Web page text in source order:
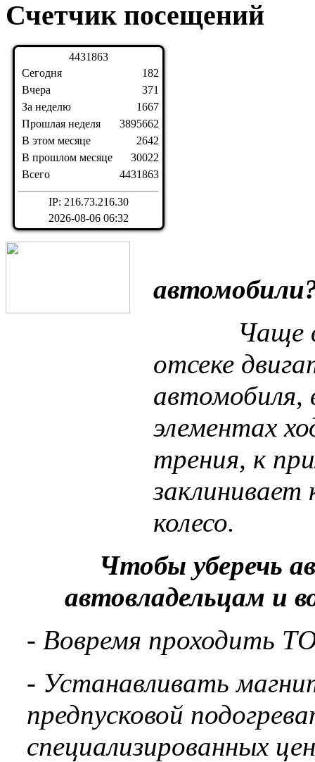
Счетчик посещений
4431863
Сегодня
Вчера
За неделю
Прошлая неделя
В этом месяце
В прошлом месяце
Всего
182
371
1667
3895662
2642
30022
4431863
IP: 216.73.216.30
2026-08-06 06:32
Чаще
отсеке
автомобиля,
элементах
трения, к
заклинивает
колесо.
Чтобы уберечь
автовладельцам и
- Вовремя проходить
- Устанавливать
предпусковой
специализированных